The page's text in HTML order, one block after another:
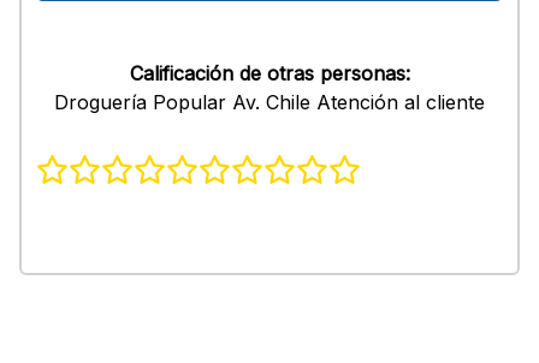
Calificación de otras personas:
Droguería Popular Av. Chile Atención al cliente